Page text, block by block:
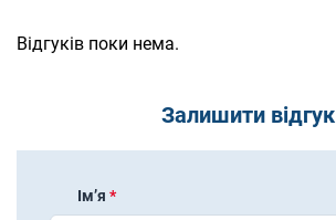
Відгуків поки нема.
Залишити відгук
Імʼя *